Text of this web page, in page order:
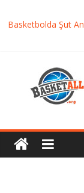
Basketbolda Şut
Iverson’dan
Dünyanın En İyi
Basketbolcu
Yaklaşımlar